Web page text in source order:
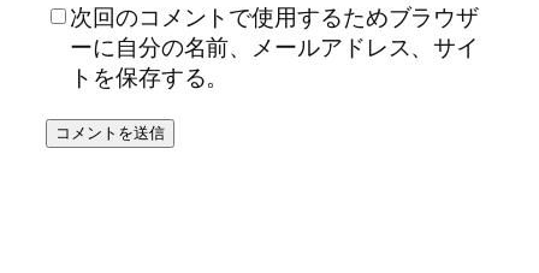
次回のコメントで使用するためブラウザ
ーに自分の名前、メールアドレス、サイ
トを保存する。